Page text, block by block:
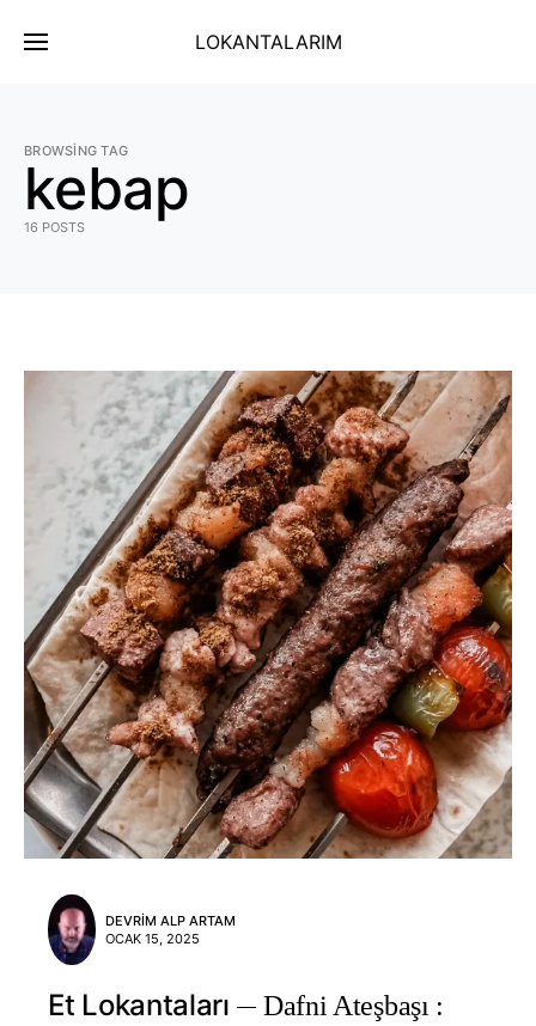
LOKANTALARIM
BROWSING TAG
kebap
16 POSTS
DEVRIM ALP ARTAM
OCAK 15, 2025
Et Lokantaları
Dafni Ateşbaşı :